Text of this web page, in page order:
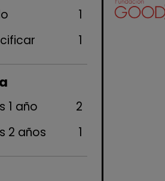
1
1
1 año
2
2 años
1